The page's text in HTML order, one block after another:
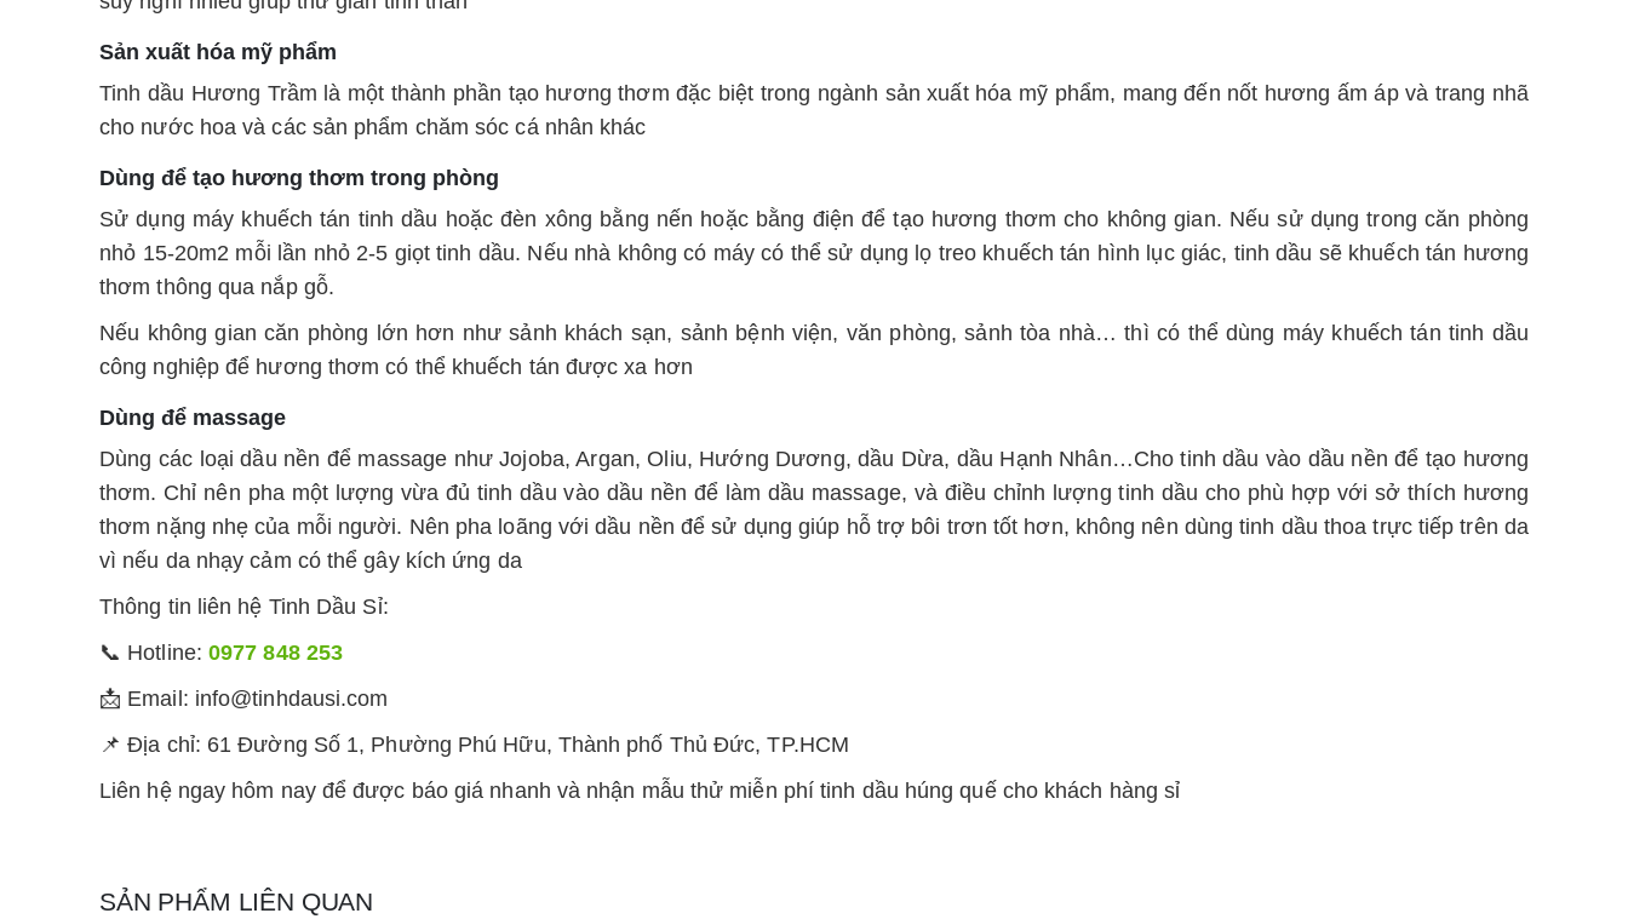
Sản xuất hóa mỹ phẩm
Tinh dầu Hương Trầm là một thành phần tạo hương thơm đặc biệt trong ngành sản xuất hóa mỹ phẩm, mang đến nốt hương ấm áp và trang nhã
cho nước hoa và các sản phẩm chăm sóc cá nhân khác
Dùng để tạo hương thơm trong phòng
Sử dụng máy khuếch tán tinh dầu hoặc đèn xông bằng nến hoặc bằng điện để tạo hương thơm cho không gian. Nếu sử dụng trong căn phòng
nhỏ 15-20m2 mỗi lần nhỏ 2-5 giọt tinh dầu. Nếu nhà không có máy có thể sử dụng lọ treo khuếch tán hình lục giác, tinh dầu sẽ khuếch tán hương
thơm thông qua nắp gỗ.
Nếu không gian căn phòng lớn hơn như sảnh khách sạn, sảnh bệnh viện, văn phòng, sảnh tòa nhà… thì có thể dùng máy khuếch tán tinh dầu
công nghiệp để hương thơm có thể khuếch tán được xa hơn
Dùng để massage
Dùng các loại dầu nền để massage như Jojoba, Argan, Oliu, Hướng Dương, dầu Dừa, dầu Hạnh Nhân…Cho tinh dầu vào dầu nền để tạo hương
thơm. Chỉ nên pha một lượng vừa đủ tinh dầu vào dầu nền để làm dầu massage, và điều chỉnh lượng tinh dầu cho phù hợp với sở thích hương
thơm nặng nhẹ của mỗi người. Nên pha loãng với dầu nền để sử dụng giúp hỗ trợ bôi trơn tốt hơn, không nên dùng tinh dầu thoa trực tiếp trên da
vì nếu da nhạy cảm có thể gây kích ứng da
Thông tin liên hệ Tinh Dầu Sỉ:
📞 Hotline: 0977 848 253
📩 Email: info@tinhdausi.com
📌 Địa chỉ: 61 Đường Số 1, Phường Phú Hữu, Thành phố Thủ Đức, TP.HCM
Liên hệ ngay hôm nay để được báo giá nhanh và nhận mẫu thử miễn phí tinh dầu húng quế cho khách hàng sỉ
SẢN PHẨM LIÊN QUAN